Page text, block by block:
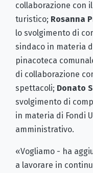
collaborazione con
turistico; Rosanna
lo svolgimento di
sindaco in materia
pinacoteca
di collaborazione
spettacoli; Donato
svolgimento di
in materia di Fondi
amministrativo.
«Vogliamo - ha
a lavorare in